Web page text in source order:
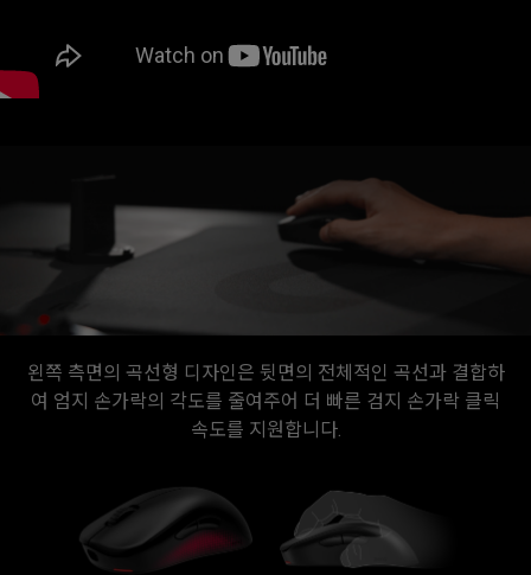
왼쪽 측면의 곡선형 디자인은 뒷면의 전체적인 곡선과 결합하
여 엄지 손가락의 각도를 줄여주어 더 빠른 검지 손가락 클릭
속도를 지원합니다.